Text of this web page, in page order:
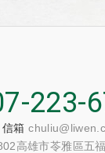
223-
信箱
高雄市苓雅區五